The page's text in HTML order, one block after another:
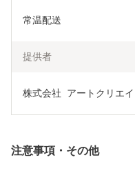
常温配送
提供者
株式会社  アートクリエ
注意事項・その他